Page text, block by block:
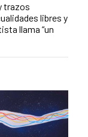
trazos
libres y
llama “un